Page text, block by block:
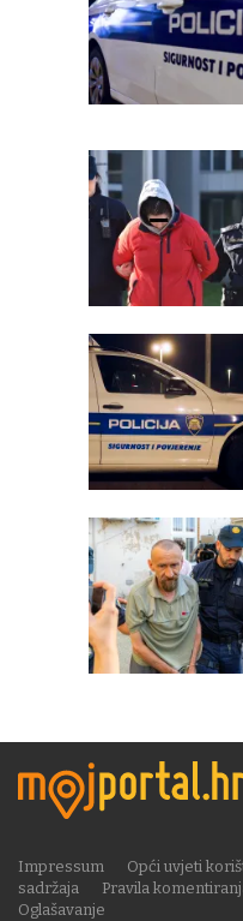
Impressum Opći uvjeti
sadržaja
Pravila
Oglašavanje